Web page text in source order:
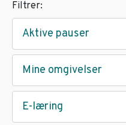
Filtrer:
Aktive pauser
Mine omgivelser
E-læring